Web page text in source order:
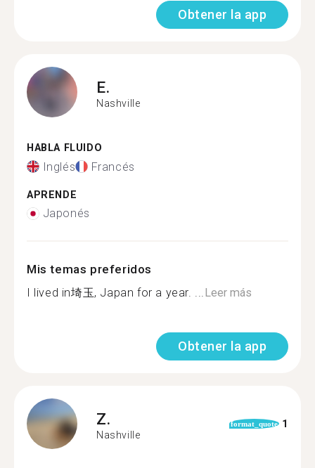
Obtener la app
E.
Nashville
HABLA FLUIDO
Inglés Francés
APRENDE
Japonés
Mis temas preferidos
I lived in埼玉, Japan for a year. ...Leer más
Obtener la app
Z.
Nashville
format_quote 1